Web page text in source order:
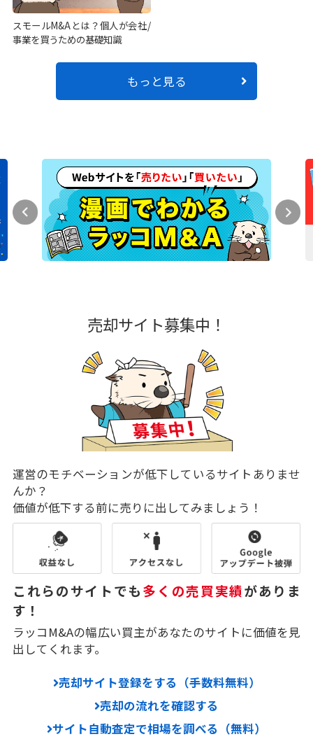
スモールM&Aとは？個人が会社/
事業を買うための基礎知識
もっと見る
売却サイト募集中！
運営のモチベーションが低下しているサイトありませ
んか？
価値が低下する前に売りに出してみましょう！
これらのサイトでも多くの売買実績がありま
す！
ラッコM&Aの幅広い買主があなたのサイトに価値を見
出してくれます。
売却サイト登録をする（手数料無料）
売却の流れを確認する
サイト自動査定で相場を調べる（無料）